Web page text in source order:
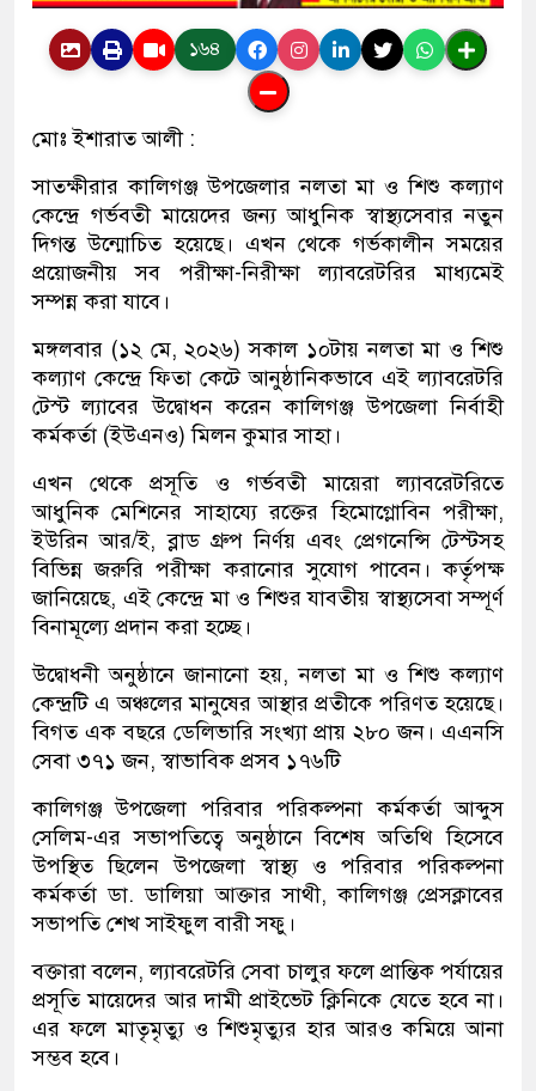
১৬৪
মোঃ ইশারাত আলী :
সাতক্ষীরার কালিগঞ্জ উপজেলার নলতা মা ও শিশু কল্যাণ
কেন্দ্রে গর্ভবতী মায়েদের জন্য আধুনিক স্বাস্থ্যসেবার নতুন
দিগন্ত উন্মোচিত হয়েছে। এখন থেকে গর্ভকালীন সময়ের
প্রয়োজনীয় সব পরীক্ষা-নিরীক্ষা ল্যাবরেটরির মাধ্যমেই
সম্পন্ন করা যাবে।
মঙ্গলবার (১২ মে, ২০২৬) সকাল ১০টায় নলতা মা ও শিশু
কল্যাণ কেন্দ্রে ফিতা কেটে আনুষ্ঠানিকভাবে এই ল্যাবরেটরি
টেস্ট ল্যাবের উদ্বোধন করেন কালিগঞ্জ উপজেলা নির্বাহী
কর্মকর্তা (ইউএনও) মিলন কুমার সাহা।
এখন থেকে প্রসূতি ও গর্ভবতী মায়েরা ল্যাবরেটরিতে
আধুনিক মেশিনের সাহায্যে রক্তের হিমোগ্লোবিন পরীক্ষা,
ইউরিন আর/ই, ব্লাড গ্রুপ নির্ণয় এবং প্রেগনেন্সি টেস্টসহ
বিভিন্ন জরুরি পরীক্ষা করানোর সুযোগ পাবেন। কর্তৃপক্ষ
জানিয়েছে, এই কেন্দ্রে মা ও শিশুর যাবতীয় স্বাস্থ্যসেবা সম্পূর্ণ
বিনামূল্যে প্রদান করা হচ্ছে।
উদ্বোধনী অনুষ্ঠানে জানানো হয়, নলতা মা ও শিশু কল্যাণ
কেন্দ্রটি এ অঞ্চলের মানুষের আস্থার প্রতীকে পরিণত হয়েছে।
বিগত এক বছরে ডেলিভারি সংখ্যা প্রায় ২৮০ জন। এএনসি
সেবা ৩৭১ জন, স্বাভাবিক প্রসব ১৭৬টি
কালিগঞ্জ উপজেলা পরিবার পরিকল্পনা কর্মকর্তা আব্দুস
সেলিম-এর সভাপতিত্বে অনুষ্ঠানে বিশেষ অতিথি হিসেবে
উপস্থিত ছিলেন উপজেলা স্বাস্থ্য ও পরিবার পরিকল্পনা
কর্মকর্তা ডা. ডালিয়া আক্তার সাথী, কালিগঞ্জ প্রেসক্লাবের
সভাপতি শেখ সাইফুল বারী সফু।
বক্তারা বলেন, ল্যাবরেটরি সেবা চালুর ফলে প্রান্তিক পর্যায়ের
প্রসূতি মায়েদের আর দামী প্রাইভেট ক্লিনিকে যেতে হবে না।
এর ফলে মাতৃমৃত্যু ও শিশুমৃত্যুর হার আরও কমিয়ে আনা
সম্ভব হবে।